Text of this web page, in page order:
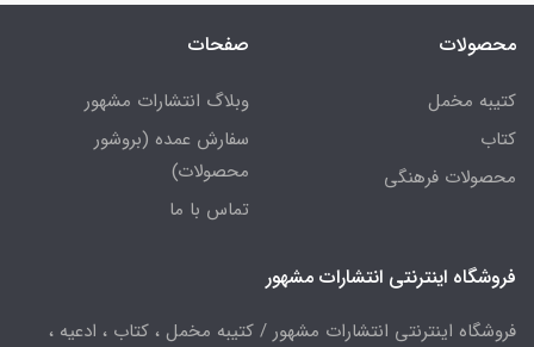
محصولات
کتیبه مخمل
کتاب
محصولات فرهنگی
صفحات
وبلاگ انتشارات مشهور
سفارش عمده (بروشور
محصولات)
تماس با ما
فروشگاه اینترنتی انتشارات مشهور
فروشگاه اینترنتی انتشارات مشهور / کتیبه مخمل ، کتاب ، ادعیه ،